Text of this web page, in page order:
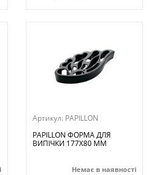
Артикул: PAPILLON
PAPILLON ФОРМА ДЛЯ
ВИПІЧКИ 177Х80 ММ
Немає в наявності